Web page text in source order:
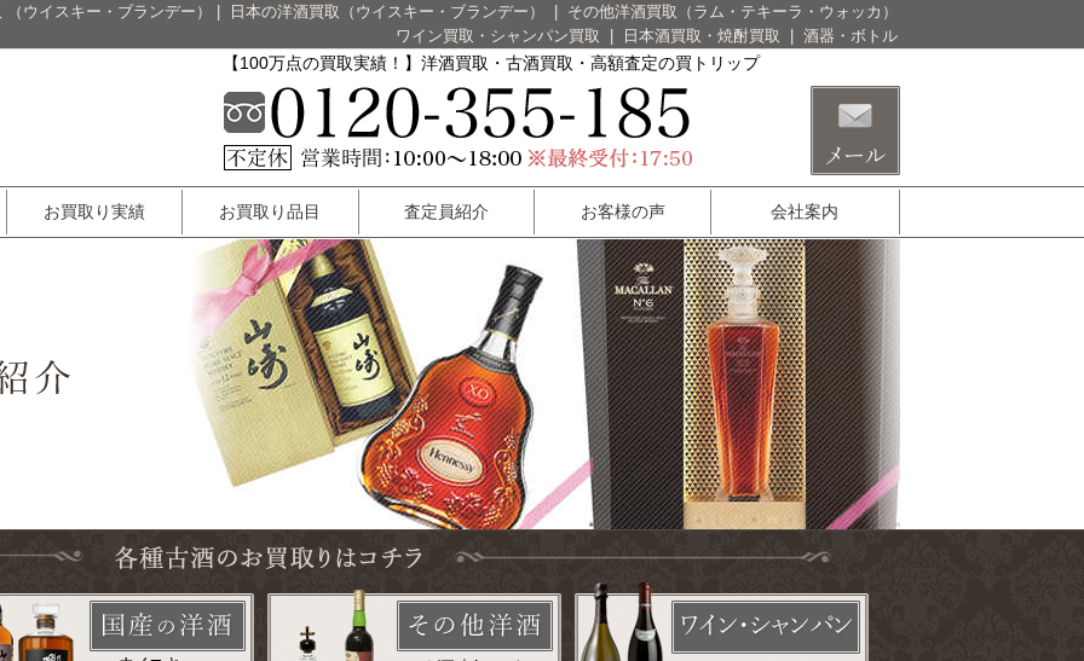
ウイスキー・ブランデー） 日本の洋酒買取（ウイスキー・ブランデー）
その他洋酒買取（ラム・テキーラ・ウォッカ）
ワイン買取・シャンパン買取
日本酒買取・焼酎買取 酒器・ボトル
【100万点の買取実績！】洋酒買取・古酒買取・高額査定の買トリップ
お買取り実績 お買取り品目 査定員紹介 お客様の声 会社案内